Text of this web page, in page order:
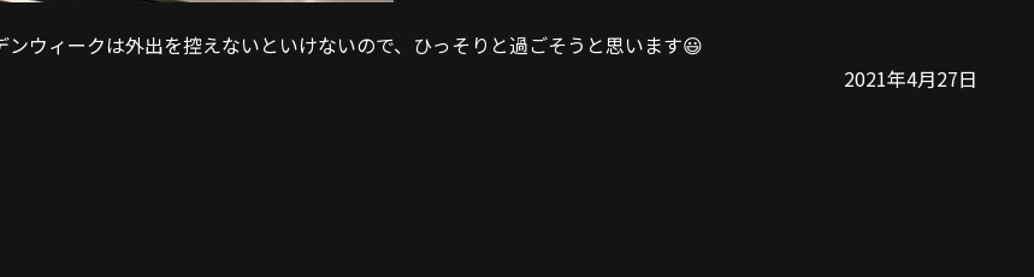
ンウィークは外出を控えないといけないので、ひっそりと過ごそうと思います😃
2021年4月27日